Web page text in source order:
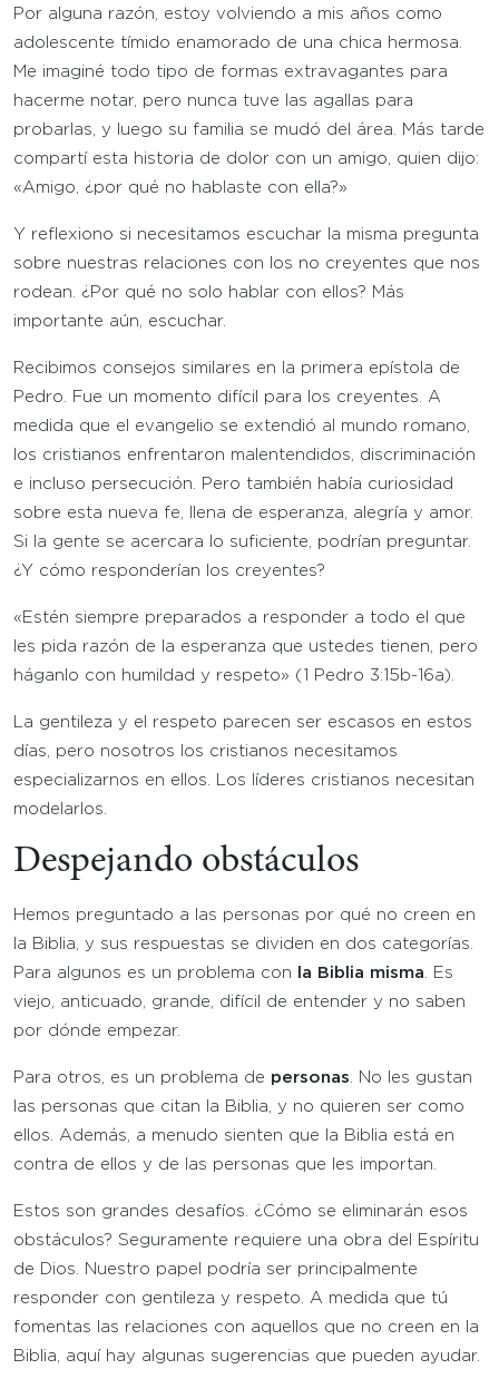
Por alguna razón, estoy volviendo a mis años como
adolescente tímido enamorado de una chica hermosa.
Me imaginé todo tipo de formas extravagantes para
hacerme notar, pero nunca tuve las agallas para
probarlas, y luego su familia se mudó del área. Más tarde
compartí esta historia de dolor con un amigo, quien dijo:
«Amigo, ¿por qué no hablaste con ella?»
Y reflexiono si necesitamos escuchar la misma pregunta
sobre nuestras relaciones con los no creyentes que nos
rodean. ¿Por qué no solo hablar con ellos? Más
importante aún, escuchar.
Recibimos consejos similares en la primera epístola de
Pedro. Fue un momento difícil para los creyentes. A
medida que el evangelio se extendió al mundo romano,
los cristianos enfrentaron malentendidos, discriminación
e incluso persecución. Pero también había curiosidad
sobre esta nueva fe, llena de esperanza, alegría y amor.
Si la gente se acercara lo suficiente, podrían preguntar.
¿Y cómo responderían los creyentes?
«Estén siempre preparados a responder a todo el que
les pida razón de la esperanza que ustedes tienen, pero
háganlo con humildad y respeto» (1 Pedro 3:15b-16a).
La gentileza y el respeto parecen ser escasos en estos
días, pero nosotros los cristianos necesitamos
especializarnos en ellos. Los líderes cristianos necesitan
modelarlos.
Despejando obstáculos
Hemos preguntado a las personas por qué no creen en
la Biblia, y sus respuestas se dividen en dos categorías.
Para algunos es un problema con
la Biblia misma . Es
viejo, anticuado, grande, difícil de entender y no saben
por dónde empezar.
Para otros, es un problema de personas . No les gustan
las personas que citan la Biblia, y no quieren ser como
ellos. Además, a menudo sienten que la Biblia está en
contra de ellos y de las personas que les importan.
Estos son grandes desafíos. ¿Cómo se eliminarán esos
obstáculos? Seguramente requiere una obra del Espíritu
de Dios. Nuestro papel podría ser principalmente
responder con gentileza y respeto. A medida que tú
fomentas las relaciones con aquellos que no creen en la
Biblia, aquí hay algunas sugerencias que pueden ayudar.